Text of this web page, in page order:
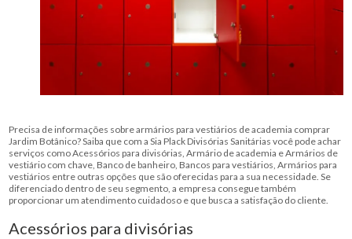
Precisa de informações sobre armários para vestiários de academia comprar
Jardim Botânico? Saiba que com a Sia Plack Divisórias Sanitárias você pode achar
serviços como Acessórios para divisórias, Armário de academia e Armários de
vestiário com chave, Banco de banheiro, Bancos para vestiários, Armários para
vestiários entre outras opções que são oferecidas para a sua necessidade. Se
diferenciado dentro de seu segmento, a empresa consegue também
proporcionar um atendimento cuidadoso e que busca a satisfação do cliente.
Acessórios para divisórias